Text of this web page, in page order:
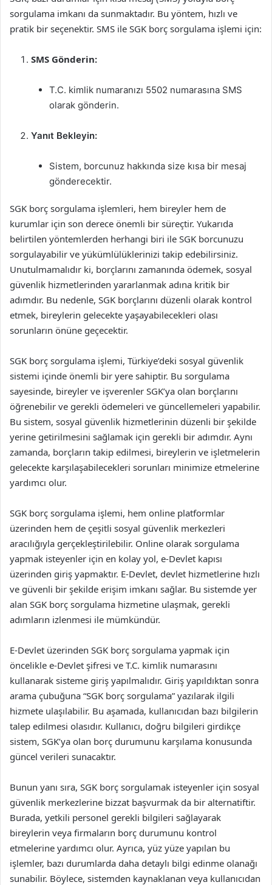
sorgulama imkanı da sunmaktadır. Bu yöntem, hızlı ve
pratik bir seçenektir. SMS ile SGK borç sorgulama işlemi için:
SMS Gönderin:
T.C. kimlik numaranızı 5502 numarasına SMS
olarak gönderin.
Yanıt Bekleyin:
Sistem, borcunuz hakkında size kısa bir mesaj
gönderecektir.
SGK borç sorgulama işlemleri, hem bireyler hem de
kurumlar için son derece önemli bir süreçtir. Yukarıda
belirtilen yöntemlerden herhangi biri ile SGK borcunuzu
sorgulayabilir ve yükümlülüklerinizi takip edebilirsiniz.
Unutulmamalıdır ki, borçlarını zamanında ödemek, sosyal
güvenlik hizmetlerinden yararlanmak adına kritik bir
adımdır. Bu nedenle, SGK borçlarını düzenli olarak kontrol
etmek, bireylerin gelecekte yaşayabilecekleri olası
sorunların önüne geçecektir.
SGK borç sorgulama işlemi, Türkiye’deki sosyal güvenlik
sistemi içinde önemli bir yere sahiptir. Bu sorgulama
sayesinde, bireyler ve işverenler SGK’ya olan borçlarını
öğrenebilir ve gerekli ödemeleri ve güncellemeleri yapabilir.
Bu sistem, sosyal güvenlik hizmetlerinin düzenli bir şekilde
yerine getirilmesini sağlamak için gerekli bir adımdır. Aynı
zamanda, borçların takip edilmesi, bireylerin ve işletmelerin
gelecekte karşılaşabilecekleri sorunları minimize etmelerine
yardımcı olur.
SGK borç sorgulama işlemi, hem online platformlar
üzerinden hem de çeşitli sosyal güvenlik merkezleri
aracılığıyla gerçekleştirilebilir. Online olarak sorgulama
yapmak isteyenler için en kolay yol, e-Devlet kapısı
üzerinden giriş yapmaktır. E-Devlet, devlet hizmetlerine hızlı
ve güvenli bir şekilde erişim imkanı sağlar. Bu sistemde yer
alan SGK borç sorgulama hizmetine ulaşmak, gerekli
adımların izlenmesi ile mümkündür.
E-Devlet üzerinden SGK borç sorgulama yapmak için
öncelikle e-Devlet şifresi ve T.C. kimlik numarasını
kullanarak sisteme giriş yapılmalıdır. Giriş yapıldıktan sonra
arama çubuğuna “SGK borç sorgulama” yazılarak ilgili
hizmete ulaşılabilir. Bu aşamada, kullanıcıdan bazı bilgilerin
talep edilmesi olasıdır. Kullanıcı, doğru bilgileri girdikçe
sistem, SGK’ya olan borç durumunu karşılama konusunda
güncel verileri sunacaktır.
Bunun yanı sıra, SGK borç sorgulamak isteyenler için sosyal
güvenlik merkezlerine bizzat başvurmak da bir alternatiftir.
Burada, yetkili personel gerekli bilgileri sağlayarak
bireylerin veya firmaların borç durumunu kontrol
etmelerine yardımcı olur. Ayrıca, yüz yüze yapılan bu
işlemler, bazı durumlarda daha detaylı bilgi edinme olanağı
sunabilir. Böylece, sistemden kaynaklanan veya kullanıcıdan